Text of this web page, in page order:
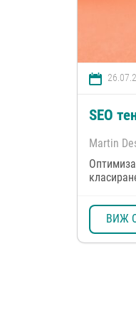
SEO
Martin
ВИЖ